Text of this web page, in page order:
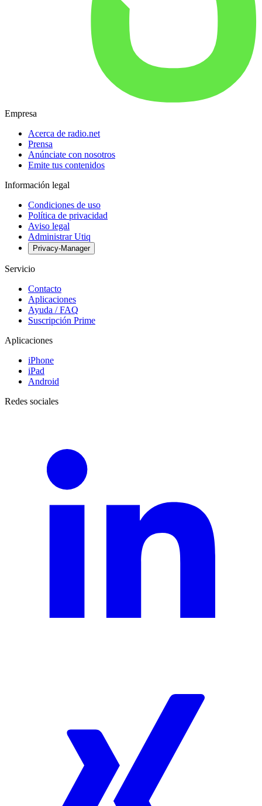
Empresa
Acerca de radio.net
Prensa
Anúnciate con nosotros
Emite tus contenidos
Información legal
Condiciones de uso
Política de privacidad
Aviso legal
Administrar Utiq
Privacy-Manager
Servicio
Contacto
Aplicaciones
Ayuda / FAQ
Suscripción Prime
Aplicaciones
iPhone
iPad
Android
Redes sociales